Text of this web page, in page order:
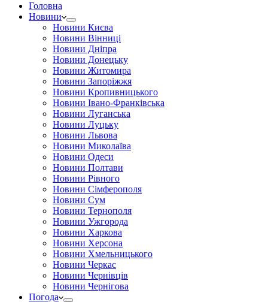
Головна
Новини
Новини Києва
Новини Вінниці
Новини Дніпра
Новини Донецьку
Новини Житомира
Новини Запоріжжя
Новини Кропивницького
Новини Івано-Франківська
Новини Луганська
Новини Луцьку
Новини Львова
Новини Миколаїва
Новини Одеси
Новини Полтави
Новини Рівного
Новини Сімферополя
Новини Сум
Новини Тернополя
Новини Ужгорода
Новини Харкова
Новини Херсона
Новини Хмельницького
Новини Черкас
Новини Чернівців
Новини Чернігова
Погода